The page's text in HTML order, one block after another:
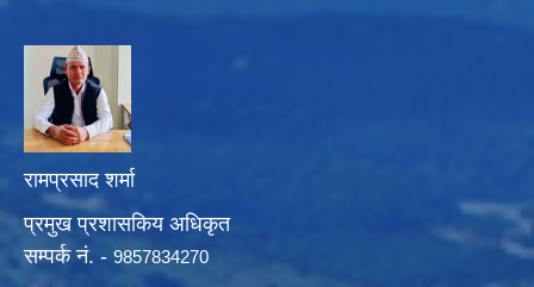
रामप्रसाद शर्मा
प्रमुख प्रशासकिय अधिकृत
सम्पर्क नं. - 9857834270